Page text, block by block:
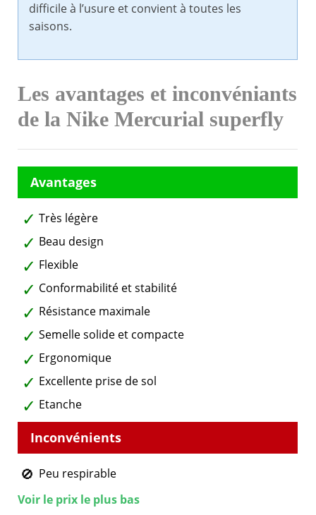
difficile à l’usure et convient à toutes les
saisons.
Les avantages et inconvéniants
de la Nike Mercurial superfly
Très légère
Beau design
Flexible
Conformabilité et stabilité
Résistance maximale
Semelle solide et compacte
Ergonomique
Excellente prise de sol
Etanche
Peu respirable
Voir le prix le plus bas